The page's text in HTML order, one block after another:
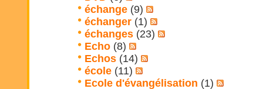
échange (9)
échanger (1)
échanges (23)
Echo (8)
Echos (14)
école (11)
Ecole d'évangélisation (1)